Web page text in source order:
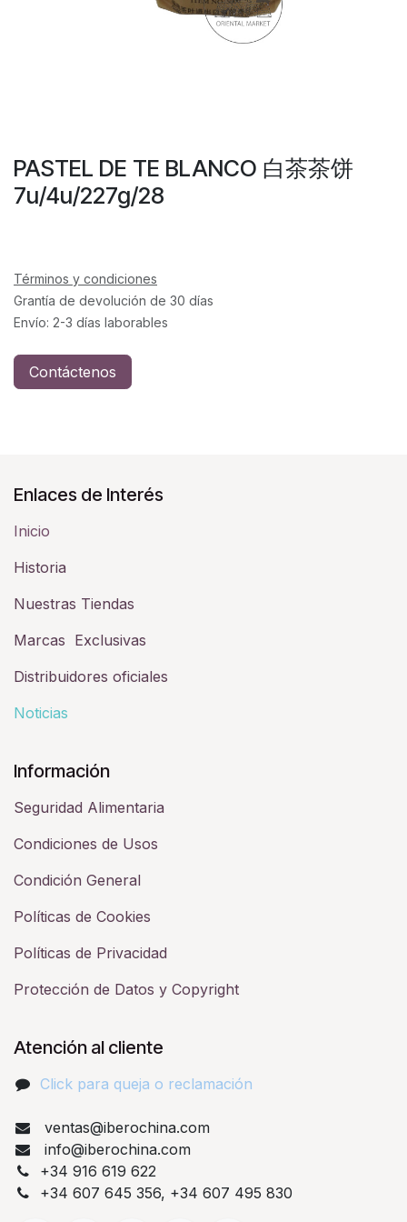
PASTEL DE TE BLANCO 白茶茶饼
7u/4u/227g/28
Términos y condiciones
Grantía de devolución de 30 días
Envío: 2-3 días laborables
Contáctenos
Enlaces de Interés
Inicio
Historia​
Nuestras Tiendas
Marcas Exclusivas
Distribuidores oficiales
Noticias
Información
Seguridad Alimentaria
Condiciones de Usos
Condición General
Políticas de Cookies
Políticas de Privacidad
Protección de Datos y Copyright
Atención al cliente
Click para queja o reclamación​
ventas@iberochina.com
info@iberochina.com
+34 916 619 622
+34 607 645 356, +34 607 495 830